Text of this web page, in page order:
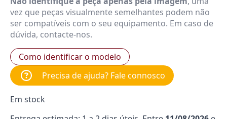
vez que peças visualmente semelhantes podem não
ser compatíveis com o seu equipamento. Em caso de
dúvida, contacte-nos.
Como identificar o modelo
Precisa de ajuda? Fale connosco
Em stock